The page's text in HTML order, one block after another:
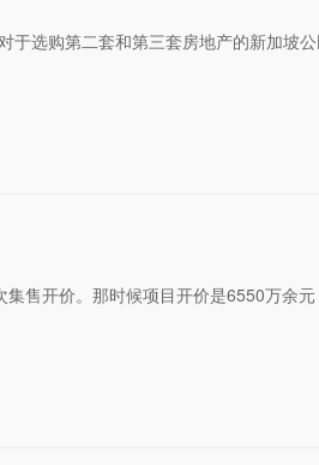
于选购第二套和第三套房地产的新加坡
售开价。那时候项目开价是6550万余